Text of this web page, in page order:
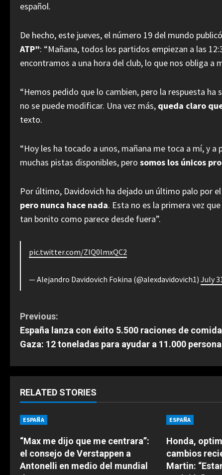
español.
De hecho, este jueves, el número 19 del mundo
ATP”: “Mañana, todos los partidos empiezan a las
encontramos a una hora del club, lo que nos obliga a
“Hemos pedido que lo cambien, pero la respuesta
no se puede modificar. Una vez más, queda claro
texto.
“Hoy les ha tocado a unos, mañana me toca a mí, y
muchas pistas disponibles, pero somos los únicos
Por último, Davidovich ha dejado un último palo por el
pero nunca hace nada. Esta no es la primera vez
tan bonito como parece desde fuera”.
pic.twitter.com/ZlQ0lmxQC2
— Alejandro Davidovich Fokina (@alexdavidovich1)July
C
o
t
i
n
u
e
Previous:
España lanza con éxito 5.500 raciones de
Gaza: 12 toneladas para ayudar a 11.000
RELATED STORIES
ESPAÑA
“Max me dijo que me centrara”:
el consejo de Verstappen a
Antonelli en medio del mundial
ESPAÑA
Honda,
cambios
Martin: